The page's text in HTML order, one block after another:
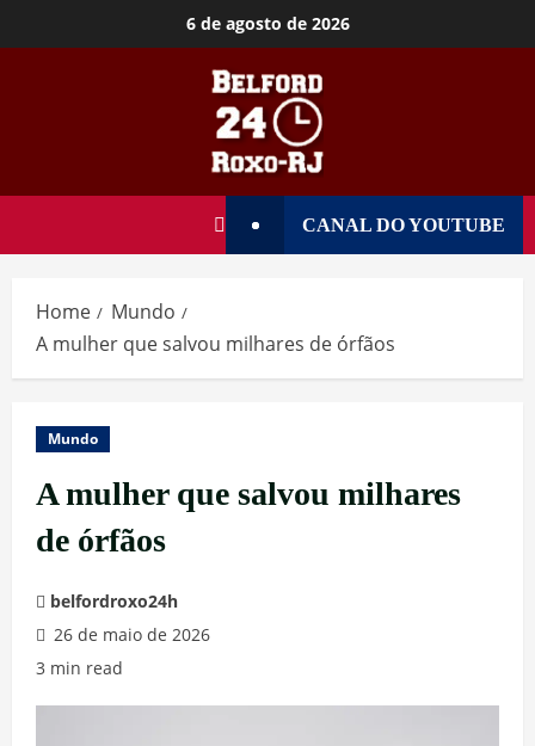
6 de agosto de 2026
CANAL DO YOUTUBE
Home
Mundo
A mulher que salvou milhares de órfãos
Mundo
A mulher que salvou milhares
de órfãos
belfordroxo24h
26 de maio de 2026
3 min read